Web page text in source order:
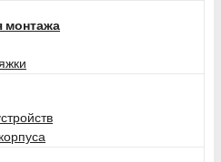
монтажа